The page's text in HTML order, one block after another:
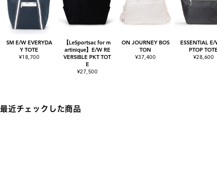
SM E/W EVERYDA
Y TOTE
¥18,700
【LeSportsac for m
artinique】E/W RE
VERSIBLE PKT TOT
E
¥27,500
ON JOURNEY BOS
TON
¥37,400
ESSENTIAL E/
PTOP
¥28,600
最近チェックした商品